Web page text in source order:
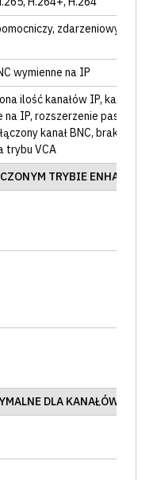
, zdarzeniowy
wymienne na IP
ilość kanałów IP, kanały
na IP, rozszerzenie pasma o
kanał BNC, brak
trybu VCA
TRYBIE ENHANCED
DLA KANAŁÓW IP